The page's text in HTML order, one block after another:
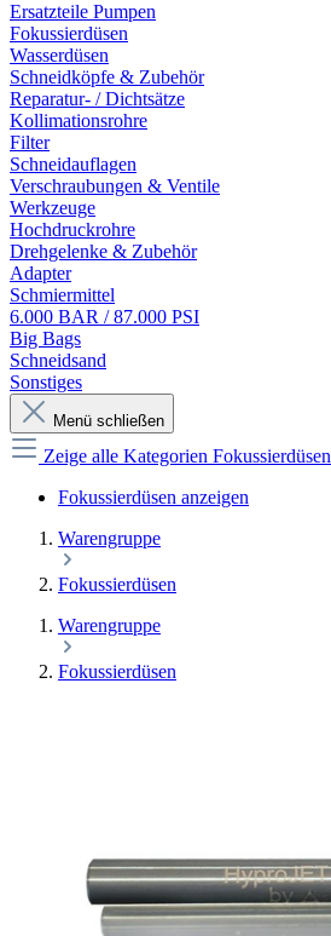
Ersatzteile Pumpen
Fokussierdüsen
Wasserdüsen
Schneidköpfe & Zubehör
Reparatur- / Dichtsätze
Kollimationsrohre
Filter
Schneidauflagen
Verschraubungen & Ventile
Werkzeuge
Hochdruckrohre
Drehgelenke & Zubehör
Adapter
Schmiermittel
6.000 BAR / 87.000 PSI
Big Bags
Schneidsand
Sonstiges
Menü schließen
Zeige alle Kategorien Fokussierdüsen
Fokussierdüsen anzeigen
Warengruppe
Fokussierdüsen
Warengruppe
Fokussierdüsen